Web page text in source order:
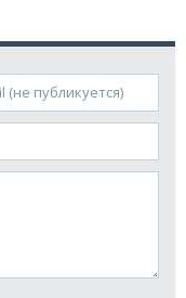
публикуется)